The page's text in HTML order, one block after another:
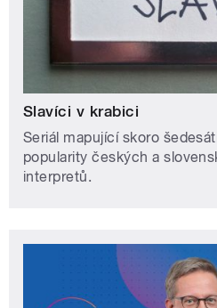
Slavíci v krabici
Seriál mapující skoro
popularity českých a
interpretů.